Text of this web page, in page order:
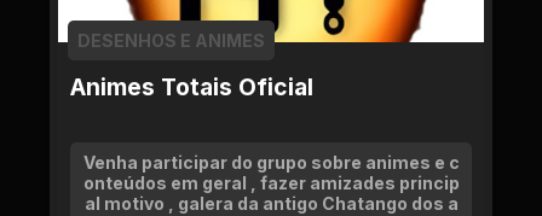
Animes Totais Oficial
DESENHOS E ANIMES
Venha participar do grupo sobre animes e c
onteúdos em geral , fazer amizades princip
al motivo , galera da antigo Chatango dos a